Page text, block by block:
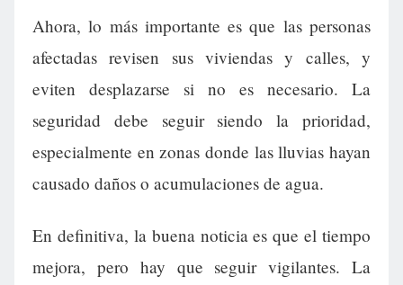
Ahora, lo más importante es que las personas
afectadas revisen sus viviendas y calles, y
eviten desplazarse si no es necesario. La
seguridad debe seguir siendo la prioridad,
especialmente en zonas donde las lluvias hayan
causado daños o acumulaciones de agua.
En definitiva, la buena noticia es que el tiempo
mejora, pero hay que seguir vigilantes. La